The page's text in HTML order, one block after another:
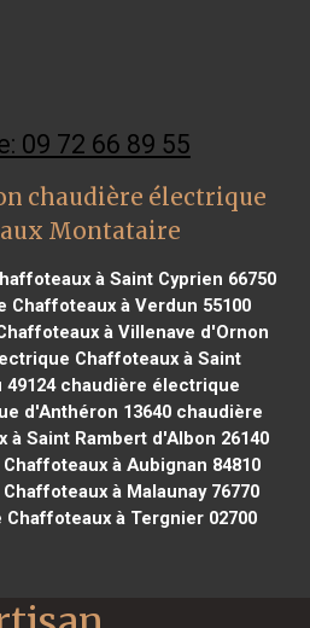
09 72 66 89 55
chaudière électrique
Montataire
à Saint Cyprien 66750
à Verdun 55100
à Villenave d'Ornon
Chaffoteaux à Saint
49124chaudière électrique
d'Anthéron 13640chaudière
Saint Rambert d'Albon 26140
à Aubignan 84810
à Malaunay 76770
à Tergnier 02700